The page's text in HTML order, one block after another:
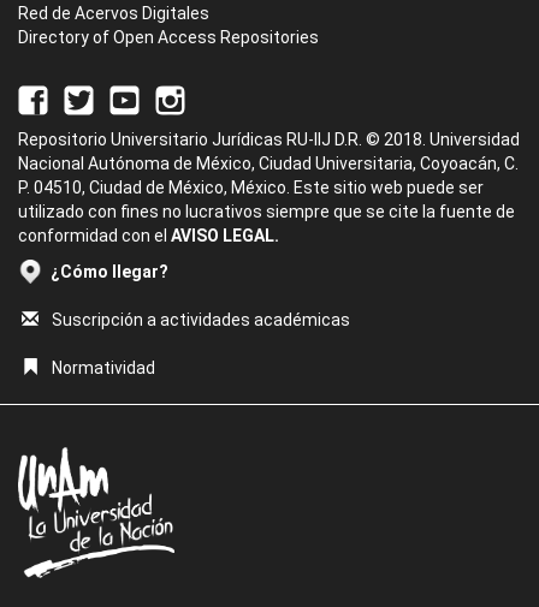
Red de Acervos Digitales
Directory of Open Access Repositories
Repositorio Universitario Jurídicas RU-IIJ D.R. © 2018. Universidad
Nacional Autónoma de México, Ciudad Universitaria, Coyoacán, C.
P. 04510, Ciudad de México, México. Este sitio web puede ser
utilizado con fines no lucrativos siempre que se cite la fuente de
conformidad con el AVISO LEGAL.
¿Cómo llegar?
Suscripción a actividades académicas
Normatividad